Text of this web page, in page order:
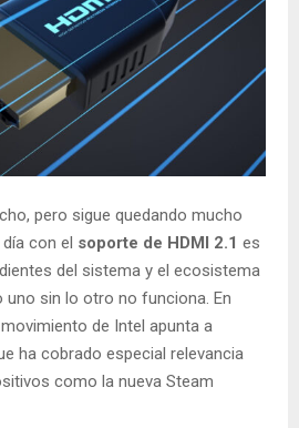
pero sigue quedando mucho
con el soporte de HDMI 2.1 es
del sistema y el ecosistema
uno sin lo otro no funciona. En
de Intel apunta a
ha cobrado especial relevancia
como la nueva Steam